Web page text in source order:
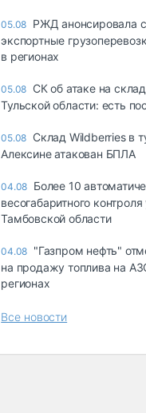
05.08 РЖД анонсировала
экспортные
в регионах
05.08 СК об атаке на
Тульской области: есть
05.08 Склад Wildberries в
Алексине атакован БПЛА
04.08 Более 10
весогабаритного контроля
Тамбовской области
04.08 "Газпром нефть"
на продажу топлива на
регионах
Все новости